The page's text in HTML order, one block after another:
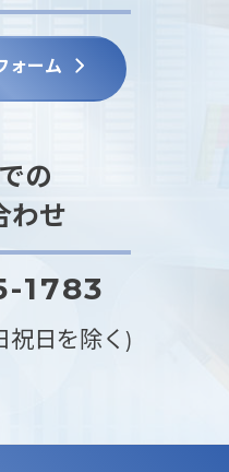
ォーム
の
わせ
1783
祝日を除く)